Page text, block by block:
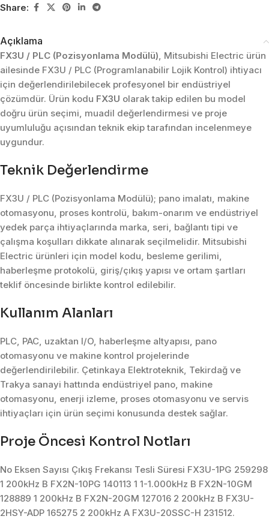
Share:
Açıklama
FX3U / PLC (Pozisyonlama Modülü), Mitsubishi Electric ürün
ailesinde FX3U / PLC (Programlanabilir Lojik Kontrol) ihtiyacı
için değerlendirilebilecek profesyonel bir endüstriyel
çözümdür. Ürün kodu FX3U olarak takip edilen bu model
doğru ürün seçimi, muadil değerlendirmesi ve proje
uyumluluğu açısından teknik ekip tarafından incelenmeye
uygundur.
Teknik Değerlendirme
FX3U / PLC (Pozisyonlama Modülü); pano imalatı, makine
otomasyonu, proses kontrolü, bakım-onarım ve endüstriyel
yedek parça ihtiyaçlarında marka, seri, bağlantı tipi ve
çalışma koşulları dikkate alınarak seçilmelidir. Mitsubishi
Electric ürünleri için model kodu, besleme gerilimi,
haberleşme protokolü, giriş/çıkış yapısı ve ortam şartları
teklif öncesinde birlikte kontrol edilebilir.
Kullanım Alanları
PLC, PAC, uzaktan I/O, haberleşme altyapısı, pano
otomasyonu ve makine kontrol projelerinde
değerlendirilebilir. Çetinkaya Elektroteknik, Tekirdağ ve
Trakya sanayi hattında endüstriyel pano, makine
otomasyonu, enerji izleme, proses otomasyonu ve servis
ihtiyaçları için ürün seçimi konusunda destek sağlar.
Proje Öncesi Kontrol Notları
No Eksen Sayısı Çıkış Frekansı Tesli Süresi FX3U-1PG 259298
1 200kHz B FX2N-10PG 140113 1 1-1.000kHz B FX2N-10GM
128889 1 200kHz B FX2N-20GM 127016 2 200kHz B FX3U-
2HSY-ADP 165275 2 200kHz A FX3U-20SSC-H 231512.